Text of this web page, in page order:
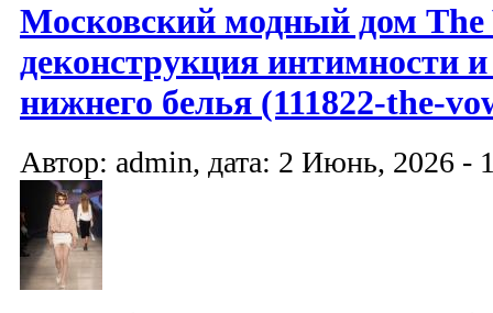
Московский модный дом The
деконструкция интимности и
нижнего белья (111822-the-
Автор: admin, дата: 2 Июнь, 2026 -